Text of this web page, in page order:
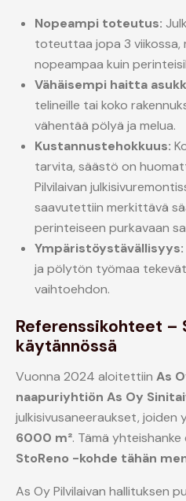
Nopeampi toteutus:
toteuttaa jopa 3 viikossa,
nopeampaa kuin
Vähäisempi haitta
telineille tai koko
vähentää pölyä ja melua.
Kustannustehokkuus:
tarvita, säästö on
Pilvilaivan
saavutettiin merkittävä
perinteiseen purkavaan
Ympäristöystävällisyys:
ja pölytön työmaa
vaihtoehdon.
Referenssikohteet –
käytännössä
Vuonna 2024 aloitettiin As
naapuriyhtiön As Oy
julkisivusaneeraukset, joiden
6000 m². Tämä yhteishanke
StoReno -kohde tähän
As Oy Pilvilaivan hallituksen